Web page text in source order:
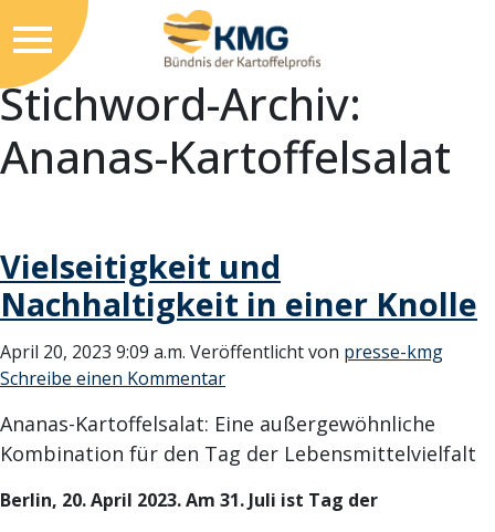
Stichword-Archiv:
Ananas-Kartoffelsalat
Vielseitigkeit und
Nachhaltigkeit in einer Knolle
April 20, 2023 9:09 a.m. Veröffentlicht von presse-kmg
Schreibe einen Kommentar
Ananas-Kartoffelsalat: Eine außergewöhnliche
Kombination für den Tag der Lebensmittelvielfalt
Berlin, 20. April 2023. Am 31. Juli ist Tag der